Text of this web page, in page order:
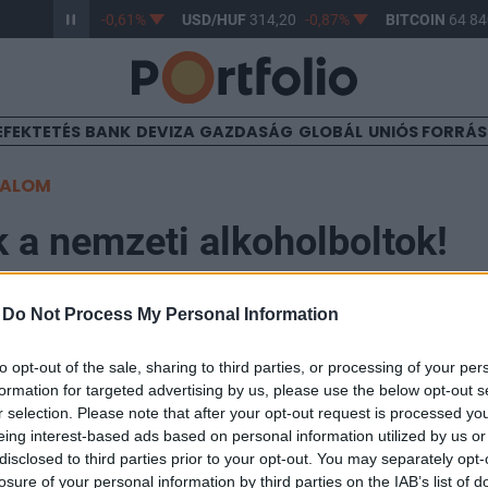
Do Not Process My Personal Information
opt-out of the sale, sharing to third parties, or processing of your
for targeted advertising by us, please use the below opt-out
selection. Please note that after your opt-out request is processed
interest-based ads based on personal information utilized by us
to third parties prior to your opt-out. You may separately
of your personal information by third parties on the IAB’s list of
363,17 -0,61% USD/HUF314,20 -0,87% BITCOIN64
BANK DEVIZA GAZDASÁG GLOBÁL UNIÓS
a nemzeti alkoholboltok!
a dohánypiac után "a szeszesital-kereskedelemben is
csak meghatározott, speciális értékesítései
lehet majd vásárolni" - írja a Figyelő saját